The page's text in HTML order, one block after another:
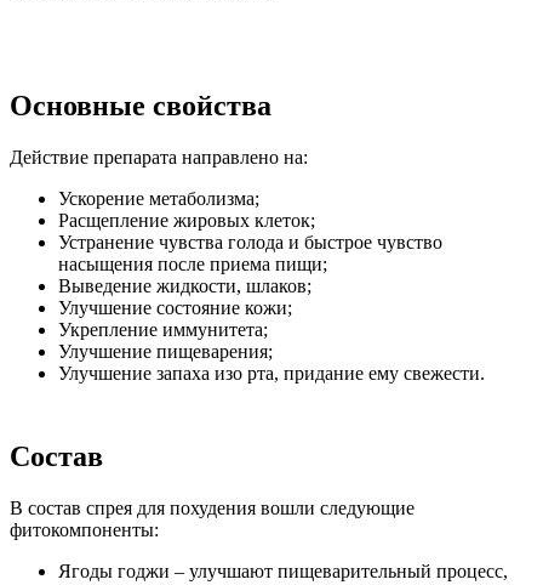
Основные свойства
Действие препарата направлено на:
Ускорение метаболизма;
Расщепление жировых клеток;
Устранение чувства голода и быстрое чувство
насыщения после приема пищи;
Выведение жидкости, шлаков;
Улучшение состояние кожи;
Укрепление иммунитета;
Улучшение пищеварения;
Улучшение запаха изо рта, придание ему свежести.
Состав
В состав спрея для похудения вошли следующие
фитокомпоненты:
Ягоды годжи – улучшают пищеварительный процесс,